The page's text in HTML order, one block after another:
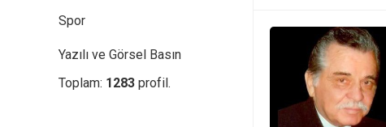
Spor
Yazılı ve Görsel Basın
Toplam: 1283 profil.